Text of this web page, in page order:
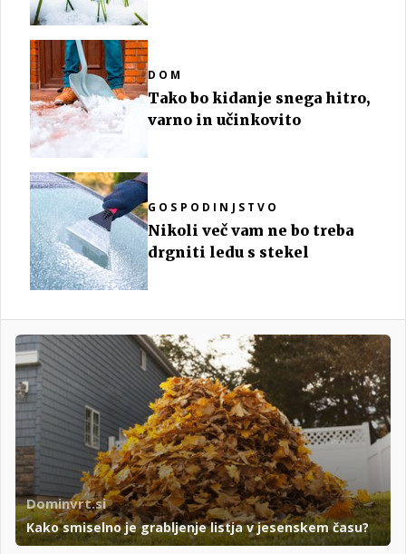
DOM
Tako bo kidanje snega hitro,
varno in učinkovito
GOSPODINJSTVO
Nikoli več vam ne bo treba
drgniti ledu s stekel
Dominvrt.si
Kako smiselno je grabljenje listja v jesenskem času?